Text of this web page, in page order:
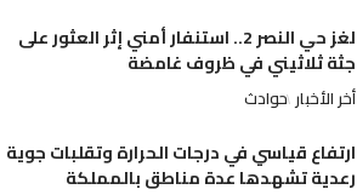
لغز حي النصر 2.. استنفار أمني إثر العثور على
جثة ثلاثيني في ظروف غامضة
أخر الأخبار حوادث
ارتفاع قياسي في درجات الحرارة وتقلبات جوية
رعدية تشهدها عدة مناطق بالمملكة